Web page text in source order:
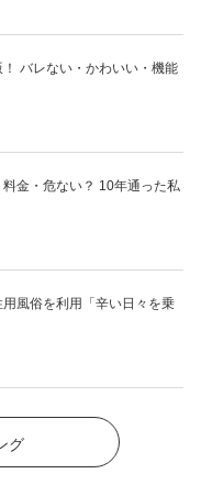
バレない・かわいい・機能
料金・危ない？ 10年通った私
風俗を利用「辛い日々を乗
グ